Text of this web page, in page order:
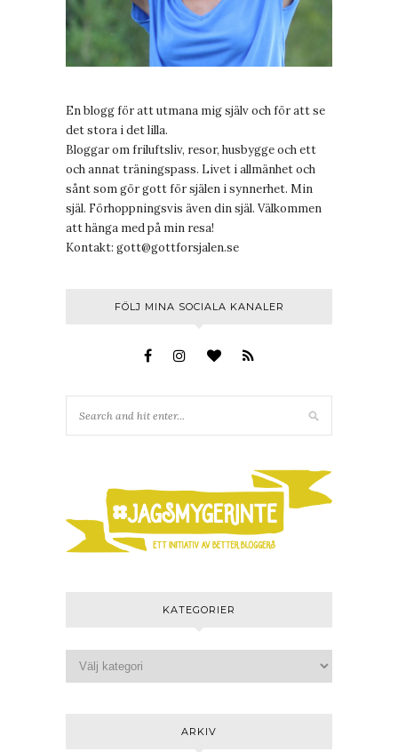
En blogg för att utmana mig själv och för att se
det stora i det lilla.
Bloggar om friluftsliv, resor, husbygge och ett
och annat träningspass. Livet i allmänhet och
sånt som gör gott för själen i synnerhet. Min
själ. Förhoppningsvis även din själ. Välkommen
att hänga med på min resa!
Kontakt: gott@gottforsjalen.se
FÖLJ MINA SOCIALA KANALER
KATEGORIER
ARKIV